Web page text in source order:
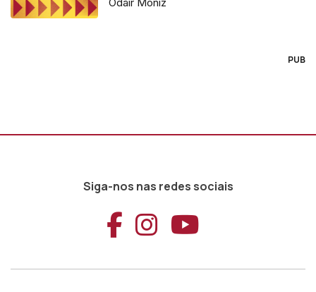
Odair Moniz
PUB
Siga-nos nas redes sociais
Aceder ao
Aceder ao
Aceder